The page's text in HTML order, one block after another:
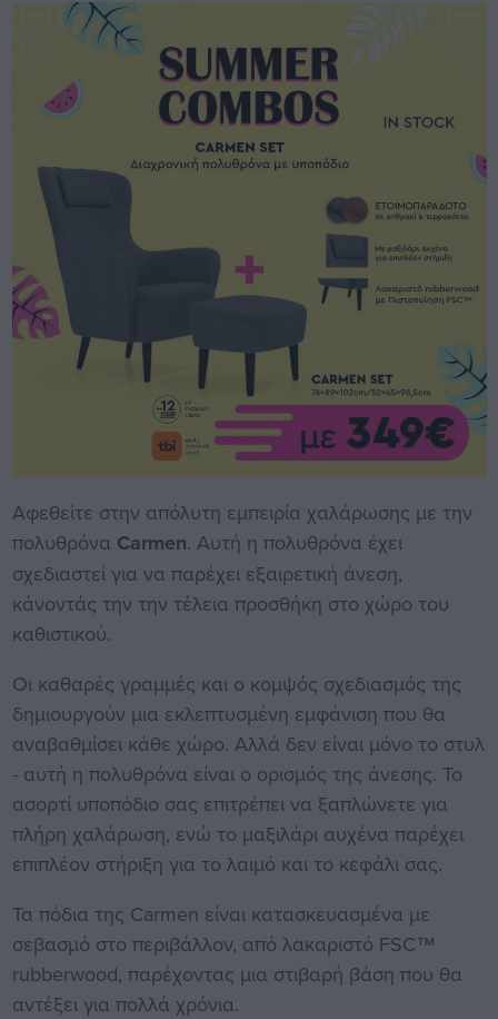
Αφεθείτε στην απόλυτη εμπειρία χαλάρωσης με την
πολυθρόνα Carmen. Αυτή η πολυθρόνα έχει
σχεδιαστεί για να παρέχει εξαιρετική άνεση,
κάνοντάς την την τέλεια προσθήκη στο χώρο του
καθιστικού.
Οι καθαρές γραμμές και ο κομψός σχεδιασμός της
δημιουργούν μια εκλεπτυσμένη εμφάνιση που θα
αναβαθμίσει κάθε χώρο. Αλλά δεν είναι μόνο το στυλ
- αυτή η πολυθρόνα είναι ο ορισμός της άνεσης. Το
ασορτί υποπόδιο σας επιτρέπει να ξαπλώνετε για
πλήρη χαλάρωση, ενώ το μαξιλάρι αυχένα παρέχει
επιπλέον στήριξη για το λαιμό και το κεφάλι σας.
Τα πόδια της Carmen είναι κατασκευασμένα με
σεβασμό στο περιβάλλον, από λακαριστό FSC™
rubberwood, παρέχοντας μια στιβαρή βάση που θα
αντέξει για πολλά χρόνια.